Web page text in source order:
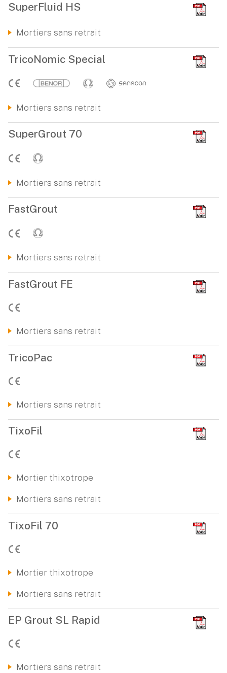
SuperFluid HS
Mortiers sans retrait
TricoNomic Special
Mortiers sans retrait
SuperGrout 70
Mortiers sans retrait
FastGrout
Mortiers sans retrait
FastGrout FE
Mortiers sans retrait
TricoPac
Mortiers sans retrait
TixoFil
Mortier thixotrope
Mortiers sans retrait
TixoFil 70
Mortier thixotrope
Mortiers sans retrait
EP Grout SL Rapid
Mortiers sans retrait